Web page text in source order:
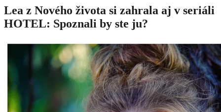
Lea z Nového života si zahrala aj v seriáli
HOTEL: Spoznali by ste ju?